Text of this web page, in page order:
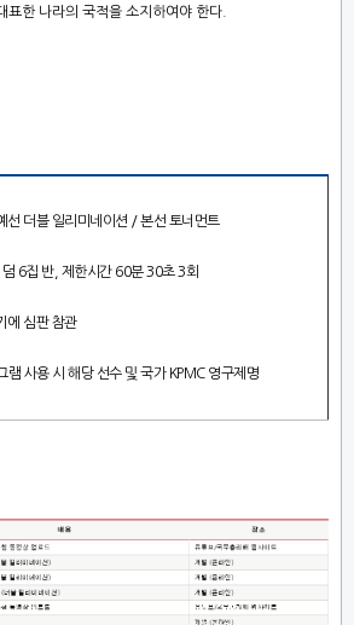
표한 나라의 국적을 소지하여야 한다
선 더블 일리미네이션 / 본선 토너먼트
덤 6집 반, 제한시간 60분 30초 3회
에 심판 참관
램 사용 시 해당 선수 및 국가 KPMC 영구제명